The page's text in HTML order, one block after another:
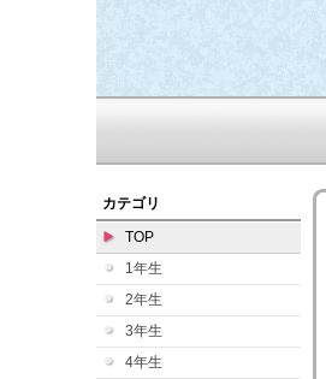
カテゴリ
TOP
1年生
2年生
3年生
4年生